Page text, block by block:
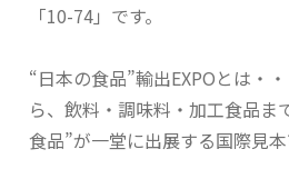
「10-74」です。
“日本の食品”輸出EXPOとは・
ら、飲料・調味料・加工食品ま
食品”が一堂に出展する国際見本